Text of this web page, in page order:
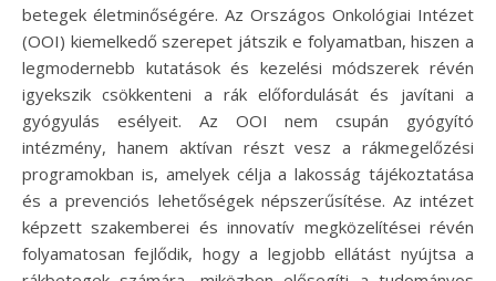
betegek életminőségére. Az Országos Onkológiai Intézet
(OOI) kiemelkedő szerepet játszik e folyamatban, hiszen a
legmodernebb kutatások és kezelési módszerek révén
igyekszik csökkenteni a rák előfordulását és javítani a
gyógyulás esélyeit. Az OOI nem csupán gyógyító
intézmény, hanem aktívan részt vesz a rákmegelőzési
programokban is, amelyek célja a lakosság tájékoztatása
és a prevenciós lehetőségek népszerűsítése. Az intézet
képzett szakemberei és innovatív megközelítései révén
folyamatosan fejlődik, hogy a legjobb ellátást nyújtsa a